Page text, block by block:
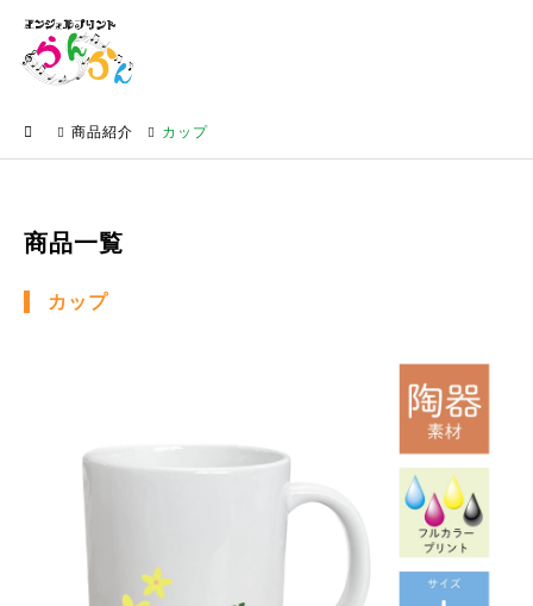
商品紹介 カップ
商品一覧
カップ